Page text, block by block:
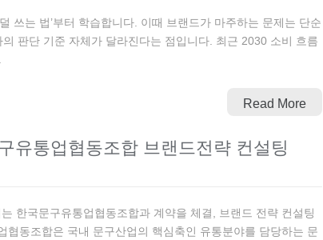
쓰는 법’부터 학습합니다. 이때 브랜드가 마주하는 문제는 단순
판단 기준 자체가 달라진다는 점입니다. 최근 2030 소비 흐름
Read More
유통업협동조합 브랜드전략 컨설팅
한국문구유통업협동조합과 계약을 체결, 브랜드 전략 컨설팅
협동조합은 국내 문구산업의 핵심축인 유통분야를 담당하는 문